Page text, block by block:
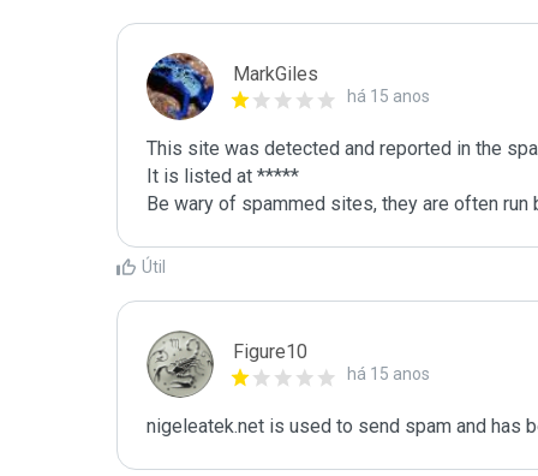
MarkGiles
há 15 anos
This site was detected and reported in the
It is listed at *****
Be wary of spammed sites, they are often
Útil
Figure10
há 15 anos
nigeleatek.net is used to send spam and has